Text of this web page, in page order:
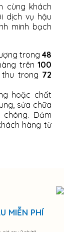
cùng khách
dịch vụ hậu
minh bạch
trong 48
trên 100
thu trong 72
hoặc chất
sửa chữa
Đảm
hàng từ
MIỄN PHÍ